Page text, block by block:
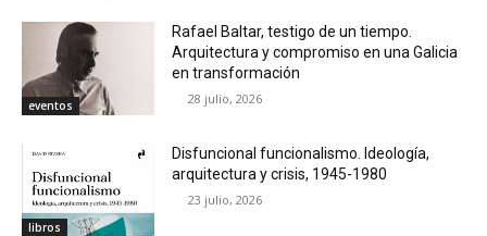
eventos
Rafael Baltar, testigo de un tiempo.
Arquitectura y compromiso en una Galicia
en transformación
28 julio, 2026
libros
Disfuncional funcionalismo. Ideología,
arquitectura y crisis, 1945-1980
23 julio, 2026